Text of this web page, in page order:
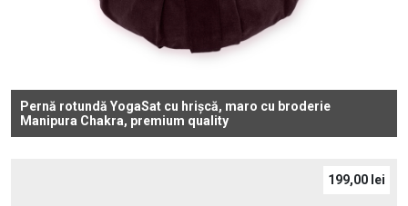
Pernă rotundă YogaSat cu hrișcă, maro cu broderie
Manipura Chakra, premium quality
199,00 lei